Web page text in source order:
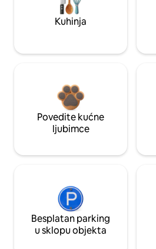
Kuhinja
Povedite kućne
ljubimce
Besplatan parking
u sklopu objekta